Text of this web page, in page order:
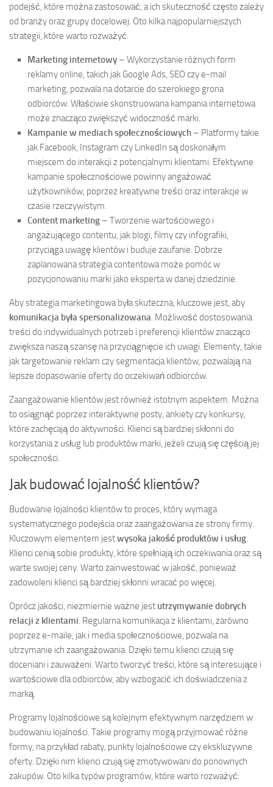
podejść, które można zastosować, a ich skuteczność często zależy
od branży oraz grupy docelowej. Oto kilka najpopularniejszych
strategii, które warto rozważyć.
Marketing internetowy – Wykorzystanie różnych form
reklamy online, takich jak Google Ads, SEO czy e-mail
marketing, pozwala na dotarcie do szerokiego grona
odbiorców. Właściwie skonstruowana kampania internetowa
może znacząco zwiększyć widoczność marki.
Kampanie w mediach społecznościowych – Platformy takie
jak Facebook, Instagram czy LinkedIn są doskonałym
miejscem do interakcji z potencjalnymi klientami. Efektywne
kampanie społecznościowe powinny angażować
użytkowników, poprzez kreatywne treści oraz interakcje w
czasie rzeczywistym.
Content marketing – Tworzenie wartościowego i
angażującego contentu, jak blogi, filmy czy infografiki,
przyciąga uwagę klientów i buduje zaufanie. Dobrze
zaplanowana strategia contentowa może pomóc w
pozycjonowaniu marki jako eksperta w danej dziedzinie.
Aby strategia marketingowa była skuteczna, kluczowe jest, aby
komunikacja była spersonalizowana. Możliwość dostosowania
treści do indywidualnych potrzeb i preferencji klientów znacząco
zwiększa naszą szansę na przyciągnięcie ich uwagi. Elementy, takie
jak targetowanie reklam czy segmentacja klientów, pozwalają na
lepsze dopasowanie oferty do oczekiwań odbiorców.
Zaangażowanie klientów jest również istotnym aspektem. Można
to osiągnąć poprzez interaktywne posty, ankiety czy konkursy,
które zachęcają do aktywności. Klienci są bardziej skłonni do
korzystania z usług lub produktów marki, jeżeli czują się częścią jej
społeczności.
Jak budować lojalność klientów?
Budowanie lojalności klientów to proces, który wymaga
systematycznego podejścia oraz zaangażowania ze strony firmy.
Kluczowym elementem jestwysoka jakość produktów i usług.
Klienci cenią sobie produkty, które spełniają ich oczekiwania oraz są
warte swojej ceny. Warto zainwestować w jakość, ponieważ
zadowoleni klienci są bardziej skłonni wracać po więcej.
Oprócz jakości, niezmiernie ważne jest utrzymywanie dobrych
relacji z klientami. Regularna komunikacja z klientami, zarówno
poprzez e-maile, jak i media społecznościowe, pozwala na
utrzymanie ich zaangażowania. Dzięki temu klienci czują się
doceniani i zauważeni. Warto tworzyć treści, które są interesujące i
wartościowe dla odbiorców, aby wzbogacić ich doświadczenia z
marką.
Programy lojalnościowe są kolejnym efektywnym narzędziem w
budowaniu lojalności. Takie programy mogą przyjmować różne
formy, na przykład rabaty, punkty lojalnościowe czy ekskluzywne
oferty. Dzięki nim klienci czują się zmotywowani do ponownych
zakupów. Oto kilka typów programów, które warto rozważyć: